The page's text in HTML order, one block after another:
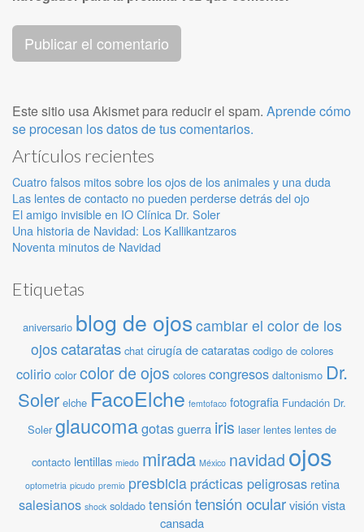
Este sitio usa Akismet para reducir el spam. Aprende cómo
se procesan los datos de tus comentarios.
Artículos recientes
Cuatro falsos mitos sobre los ojos de los animales y una duda
Las lentes de contacto no pueden perderse detrás del ojo
El amigo invisible en IO Clínica Dr. Soler
Una historia de Navidad: Los Kallikantzaros
Noventa minutos de Navidad
Etiquetas
aniversario blog de ojoscambiar el color de los
ojos cataratas chat cirugía de cataratas codigo de colores
colirio color color de ojos colores congresos daltonismo Dr.
Soler elche FacoElche femtofaco fotografia Fundación Dr.
Soler glaucomagotasguerra iris laser lentes lentes de
contacto lentillas miedo mirada México navidad ojos
optometria picudo premio presbicia prácticas peligrosas retina
salesianos shock soldado tensión tensión ocularvisiónvista
cansada